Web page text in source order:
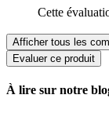
Cette
Afficher tous les
Evaluer ce produit
À lire sur notre